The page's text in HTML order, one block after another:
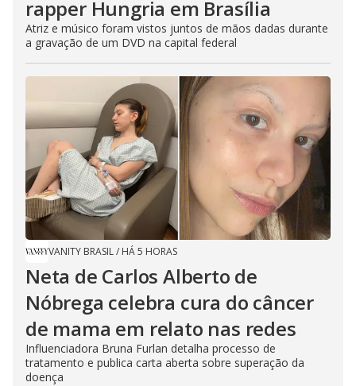
rapper Hungria em Brasília
Atriz e músico foram vistos juntos de mãos dadas durante
a gravação de um DVD na capital federal
VANITY BRASIL/ HÁ 5 HORAS
Neta de Carlos Alberto de
Nóbrega celebra cura do câncer
de mama em relato nas redes
Influenciadora Bruna Furlan detalha processo de
tratamento e publica carta aberta sobre superação da
doença